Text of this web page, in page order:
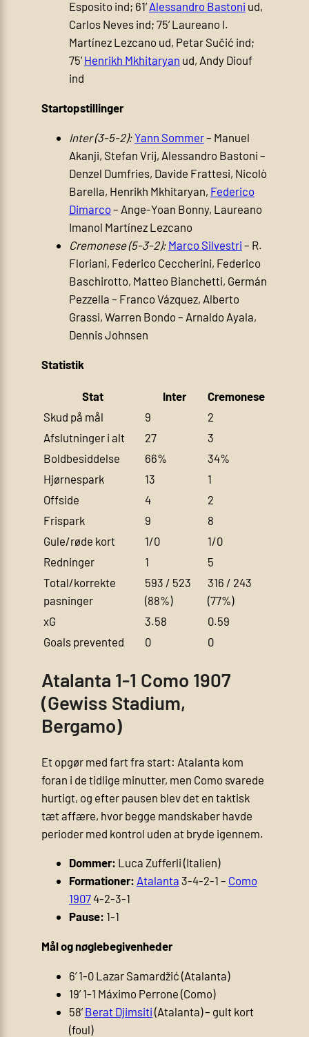
Esposito ind; 61’Alessandro Bastoni ud,
Carlos Neves ind; 75’ Laureano I.
Martínez Lezcano ud, Petar Sučić ind;
75’Henrikh Mkhitaryan ud, Andy Diouf
ind
Startopstillinger
Inter (3-5-2):Yann Sommer– Manuel
Akanji, Stefan Vrij, Alessandro Bastoni –
Denzel Dumfries, Davide Frattesi, Nicolò
Barella, Henrikh Mkhitaryan, Federico
Dimarco – Ange-Yoan Bonny, Laureano
Imanol Martínez Lezcano
Cremonese (5-3-2): Marco Silvestri – R.
Floriani, Federico Ceccherini, Federico
Baschirotto, Matteo Bianchetti, Germán
Pezzella – Franco Vázquez, Alberto
Grassi, Warren Bondo – Arnaldo Ayala,
Dennis Johnsen
Statistik
Stat Inter
Cremonese
Skud på mål
9
2
Afslutninger i alt
27
3
Boldbesiddelse
66%
34%
Hjørnespark
13
1
Offside
4
2
Frispark
9
8
Gule/røde kort
1/0
1/0
Redninger
1
5
Total/korrekte
pasninger
593 / 523
(88%)
316 / 243
(77%)
xG
3.58
0.59
Goals prevented
0 0
Atalanta 1-1 Como 1907
(Gewiss Stadium,
Bergamo)
Et opgør med fart fra start: Atalanta kom
foran i de tidlige minutter, men Como svarede
hurtigt, og efter pausen blev det en taktisk
tæt affære, hvor begge mandskaber havde
perioder med kontrol uden at bryde igennem.
Dommer: Luca Zufferli (Italien)
Formationer: Atalanta 3-4-2-1 – Como
19074-2-3-1
Pause: 1-1
Mål og nøglebegivenheder
6’ 1-0 Lazar Samardžić (Atalanta)
19’ 1-1 Máximo Perrone (Como)
58’Berat Djimsiti (Atalanta) – gult kort
(foul)